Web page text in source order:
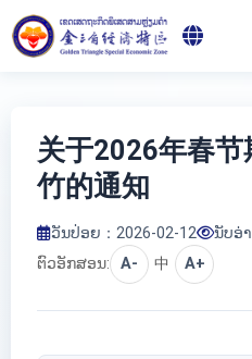
关于2026年春
竹的通知
ວັນປ່ອຍ：2026-02-12 ນັບອ່
ຕົວອັກສອນ:
A- 中 A+